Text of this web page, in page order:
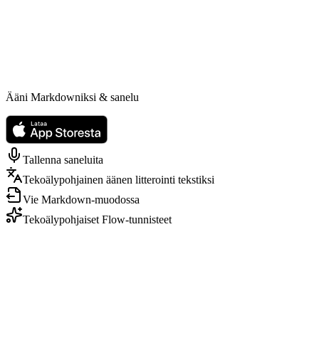
Ääni Markdowniksi & sanelu
Tallenna saneluita
Tekoälypohjainen äänen litterointi tekstiksi
Vie Markdown-muodossa
Tekoälypohjaiset Flow-tunnisteet